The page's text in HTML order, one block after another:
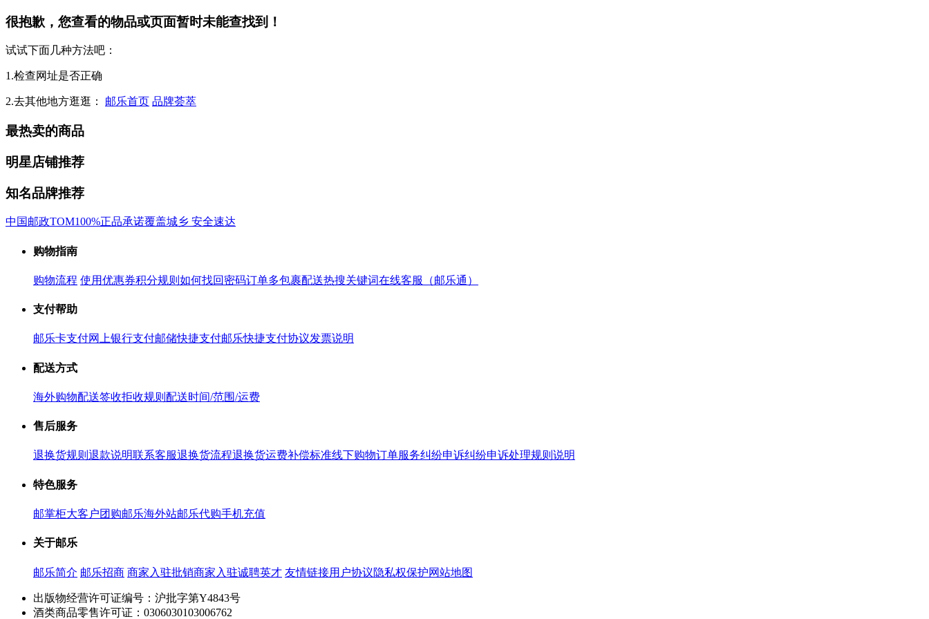
很抱歉，您查看的物品或页面暂时未能查找到！
试试下面几种方法吧：
1.检查网址是否正确
2.去其他地方逛逛： 邮乐首页 品牌荟萃
最热卖的商品
明星店铺推荐
知名品牌推荐
中国邮政TOM100%正品承诺覆盖城乡 安全速达
购物指南
购物流程 使用优惠券积分规则 如何找回密码订单多包裹配送热搜关键词在线客服（邮乐通）
支付帮助
邮乐卡支付网上银行支付邮储快捷支付邮乐快捷支付协议发票说明
配送方式
海外购物配送签收拒收规则 配送时间/范围/运费
售后服务
退换货规则 退款说明联系客服退换货流程退换货运费补偿标准线下购物订单服务纠纷申诉纠纷申诉处理规则说明
特色服务
邮掌柜大客户团购邮乐海外站邮乐代购手机充值
关于邮乐
邮乐简介 邮乐招商 商家入驻批销商家入驻诚聘英才 友情链接用户协议隐私权保护网站地图
出版物经营许可证编号：沪批字第Y4843号
酒类商品零售许可证：0306030103006762